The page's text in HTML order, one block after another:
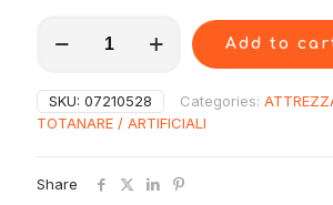
Daiwa
gurukun
night
3.0
Add to
SKU: 07210528 Categories:
TOTANARE / ARTIFICIALI
Share